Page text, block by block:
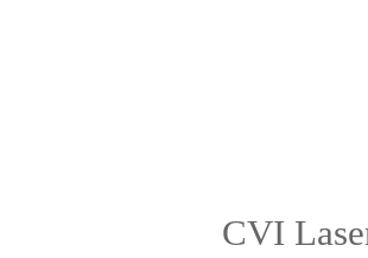
CVI